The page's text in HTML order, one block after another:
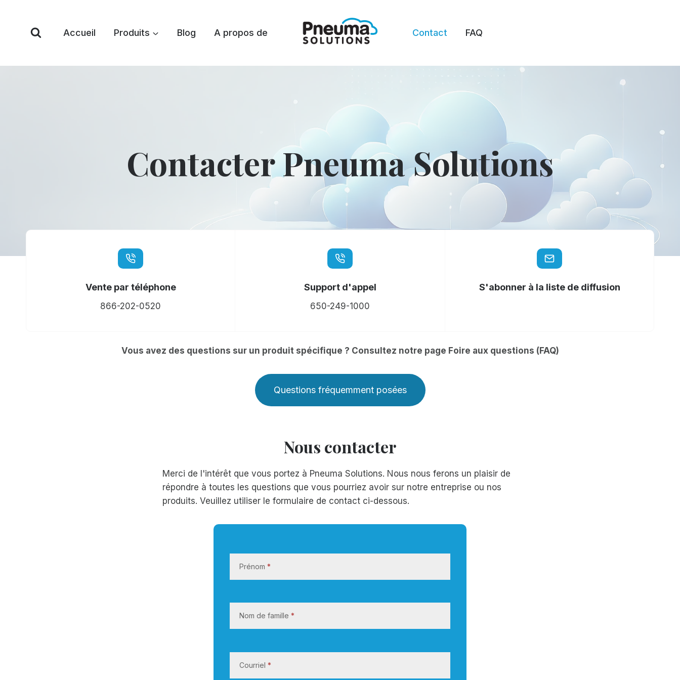
content
Accueil Produits Blog A propos de Contact FAQ
Contacter Pneuma Solutions
Vente par téléphone
866-202-0520
Support d'appel
650-249-1000
S'abonner à la liste de diffusion
Vous avez des questions sur un produit spécifique ? Consultez notre page Foire aux questions (FAQ)
Questions fréquemment posées
Nous contacter
Merci de l'intérêt que vous portez à Pneuma Solutions. Nous nous ferons un plaisir de
répondre à toutes les questions que vous pourriez avoir sur notre entreprise ou nos
produits. Veuillez utiliser le formulaire de contact ci-dessous.
c
n
Prénom *
Nom de famille *
Courriel *